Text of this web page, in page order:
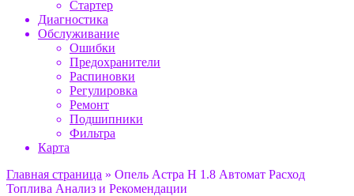
Стартер
Диагностика
Обслуживание
Ошибки
Предохранители
Распиновки
Регулировка
Ремонт
Подшипники
Фильтра
Карта
Главная страница » Опель Астра H 1.8 Автомат Расход
Топлива Анализ и Рекомендации